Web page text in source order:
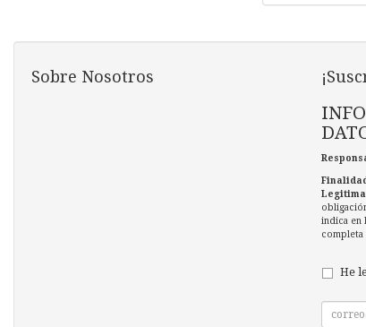
Sobre Nosotros
indica en
completa
He